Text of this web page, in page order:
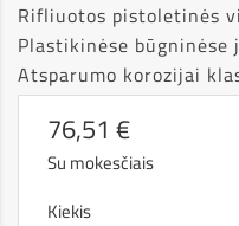
Rifliuotos pistoletinės
Plastikinėse
Atsparumo korozijai
76,51 €
Su mokesčiais
Kiekis